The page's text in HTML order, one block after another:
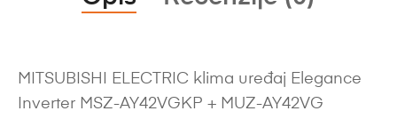
MITSUBISHI ELECTRIC klima uređaj Elegance
Inverter MSZ-AY42VGKP + MUZ-AY42VG